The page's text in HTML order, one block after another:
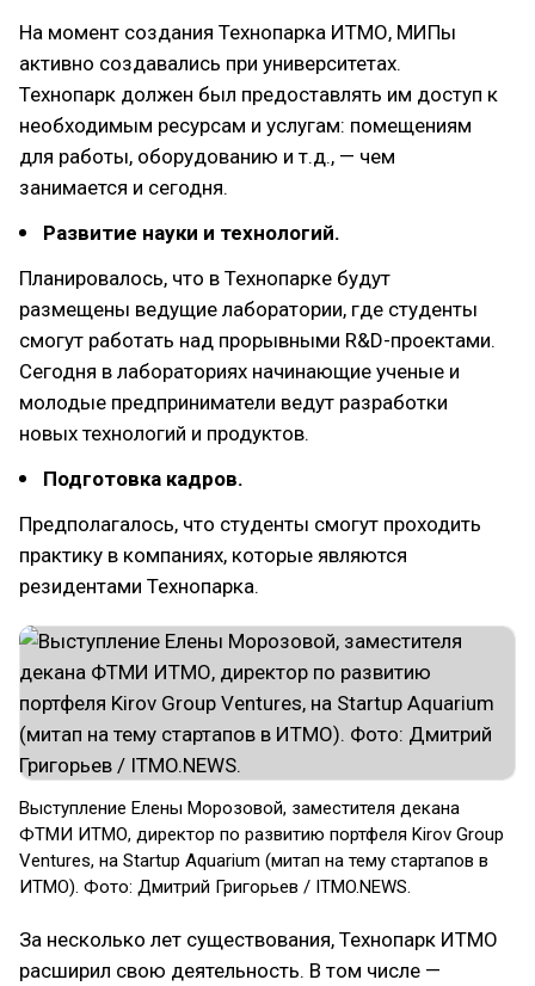
На момент создания Технопарка ИТМО, МИПы
активно создавались при университетах.
Технопарк должен был предоставлять им доступ к
необходимым ресурсам и услугам: помещениям
для работы, оборудованию и т.д., — чем
занимается и сегодня.
Развитие науки и технологий.
Планировалось, что в Технопарке будут
размещены ведущие лаборатории, где студенты
смогут работать над прорывными R&D-проектами.
Сегодня в лабораториях начинающие ученые и
молодые предприниматели ведут разработки
новых технологий и продуктов.
Подготовка кадров.
Предполагалось, что студенты смогут проходить
практику в компаниях, которые являются
резидентами Технопарка.
Выступление Елены Морозовой, заместителя декана
ФТМИ ИТМО, директор по развитию портфеля Kirov Group
Ventures, на Startup Aquarium (митап на тему стартапов в
ИТМО). Фото: Дмитрий Григорьев / ITMO.NEWS.
За несколько лет существования, Технопарк ИТМО
расширил свою деятельность. В том числе —